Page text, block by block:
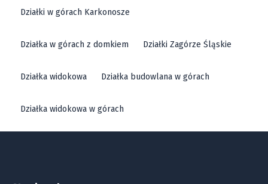
Działki w górach Karkonosze
Działka w górach z domkiem Działki Zagórze Śląskie
Działka widokowa Działka budowlana w górach
Działka widokowa w górach